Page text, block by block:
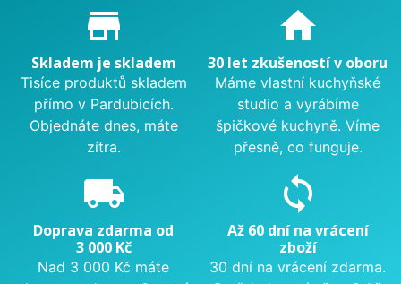
Proč nakupovat u nás?
store_mall_directory
Skladem je skladem
Tisíce produktů skladem
přímo v Pardubicích.
Objednáte dnes, máte
zítra.
home
30 let zkušeností v oboru
Máme vlastní kuchyňské
studio a vyrábíme
špičkové kuchyně. Víme
přesně, co funguje.
local_shipping
Doprava zdarma od
3 000 Kč
Nad 3 000 Kč máte
sync
Až 60 dní na vrácení
zboží
30 dní na vrácení zdarma.